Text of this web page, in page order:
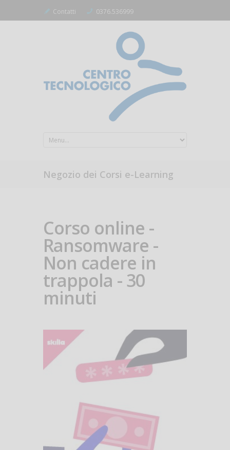
Contatti 0376.536999
Negozio dei Corsi e-Learning
Corso online -
Ransomware -
Non cadere in
trappola - 30
minuti